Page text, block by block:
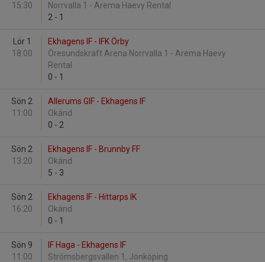
15:30
Norrvalla 1 - Arema Haevy Rental
2 - 1
Lör 1
18:00
Ekhagens IF - IFK Örby
Öresundskraft Arena Norrvalla 1 - Arema Haevy
Rental
0 - 1
Sön 2
11:00
Allerums GIF - Ekhagens IF
Okänd
0 - 2
Sön 2
13:20
Ekhagens IF - Brunnby FF
Okänd
5 - 3
Sön 2
16:20
Ekhagens IF - Hittarps IK
Okänd
0 - 1
Sön 9
11:00
IF Haga - Ekhagens IF
Strömsbergsvallen 1, Jönköping